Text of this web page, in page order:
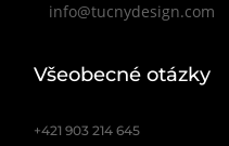
info@tucnydesign.com
Všeobecné otázky
+421 903 214 645